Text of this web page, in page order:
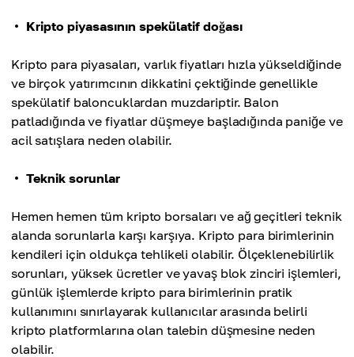
Kripto piyasasının spekülatif doğası
Kripto para piyasaları, varlık fiyatları hızla yükseldiğinde
ve birçok yatırımcının dikkatini çektiğinde genellikle
spekülatif baloncuklardan muzdariptir. Balon
patladığında ve fiyatlar düşmeye başladığında paniğe ve
acil satışlara neden olabilir.
Teknik sorunlar
Hemen hemen tüm kripto borsaları ve ağ geçitleri teknik
alanda sorunlarla karşı karşıya. Kripto para birimlerinin
kendileri için oldukça tehlikeli olabilir. Ölçeklenebilirlik
sorunları, yüksek ücretler ve yavaş blok zinciri işlemleri,
günlük işlemlerde kripto para birimlerinin pratik
kullanımını sınırlayarak kullanıcılar arasında belirli
kripto platformlarına olan talebin düşmesine neden
olabilir.